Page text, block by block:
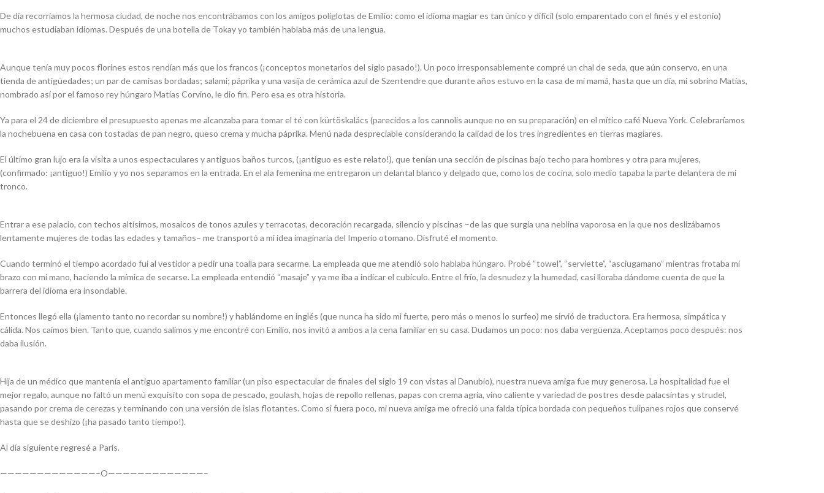
De día recorríamos la hermosa ciudad, de noche nos encontrábamos con los amigos políglotas de Emilio: como el idioma magiar es tan único y difícil (solo emparentado con el finés y el estonio)
muchos estudiaban idiomas. Después de una botella de Tokay yo también hablaba más de una lengua.
Aunque tenía muy pocos florines estos rendían más que los francos (¡conceptos monetarios del siglo pasado!). Un poco irresponsablemente compré un chal de seda, que aún conservo, en una
tienda de antigüedades; un par de camisas bordadas; salami; páprika y una vasija de cerámica azul de Szentendre que durante años estuvo en la casa de mi mamá, hasta que un día, mi sobrino Matías,
nombrado así por el famoso rey húngaro Matías Corvino, le dio fin. Pero esa es otra historia.
Ya para el 24 de diciembre el presupuesto apenas me alcanzaba para tomar el té con kürtöskalács (parecidos a los cannolis aunque no en su preparación) en el mítico café Nueva York. Celebraríamos
la nochebuena en casa con tostadas de pan negro, queso crema y mucha páprika. Menú nada despreciable considerando la calidad de los tres ingredientes en tierras magiares.
El último gran lujo era la visita a unos espectaculares y antiguos baños turcos, (¡antiguo es este relato!), que tenían una sección de piscinas bajo techo para hombres y otra para mujeres,
(confirmado: ¡antiguo!) Emilio y yo nos separamos en la entrada. En el ala femenina me entregaron un delantal blanco y delgado que, como los de cocina, solo medio tapaba la parte delantera de mi
tronco.
Entrar a ese palacio, con techos altísimos, mosaicos de tonos azules y terracotas, decoración recargada, silencio y piscinas –de las que surgía una neblina vaporosa en la que nos deslizábamos
lentamente mujeres de todas las edades y tamaños– me transportó a mi idea imaginaria del Imperio otomano. Disfruté el momento.
Cuando terminó el tiempo acordado fui al vestidor a pedir una toalla para secarme. La empleada que me atendió solo hablaba húngaro. Probé “towel”, “serviette”, “asciugamano” mientras frotaba mi
brazo con mi mano, haciendo la mímica de secarse. La empleada entendió “masaje” y ya me iba a indicar el cubículo. Entre el frío, la desnudez y la humedad, casi lloraba dándome cuenta de que la
barrera del idioma era insondable.
Entonces llegó ella (¡lamento tanto no recordar su nombre!) y hablándome en inglés (que nunca ha sido mi fuerte, pero más o menos lo surfeo) me sirvió de traductora. Era hermosa, simpática y
cálida. Nos caímos bien. Tanto que, cuando salimos y me encontré con Emilio, nos invitó a ambos a la cena familiar en su casa. Dudamos un poco: nos daba vergüenza. Aceptamos poco después: nos
daba ilusión.
Hija de un médico que mantenía el antiguo apartamento familiar (un piso espectacular de finales del siglo 19 con vistas al Danubio), nuestra nueva amiga fue muy generosa. La hospitalidad fue el
mejor regalo, aunque no faltó un menú exquisito con sopa de pescado, goulash, hojas de repollo rellenas, papas con crema agria, vino caliente y variedad de postres desde palacsintas y strudel,
pasando por crema de cerezas y terminando con una versión de islas flotantes. Como si fuera poco, mi nueva amiga me ofreció una falda típica bordada con pequeños tulipanes rojos que conservé
hasta que se deshizo (¡ha pasado tanto tiempo!).
Al día siguiente regresé a París.
—————————————–O—————————————–